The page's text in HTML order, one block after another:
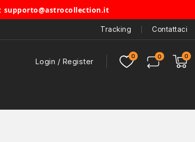
supporto@astrocollection.it
Tracking Contattaci
Login / Register